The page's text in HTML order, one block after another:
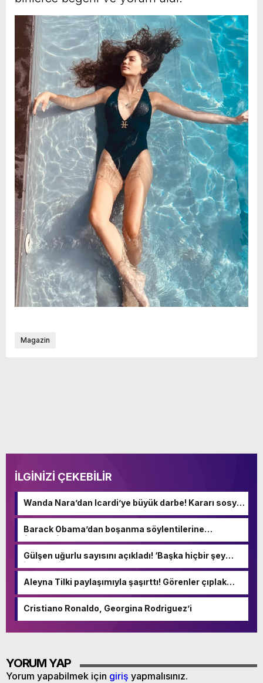
Magazin
İLGİNİZİ ÇEKEBİLİR
Wanda Nara’dan Icardi’ye büyük darbe! Kararı sosyal
medyadan duyurdu
Barack Obama’dan boşanma söylentilerine
fotoğraflı yanıt
Gülşen uğurlu sayısını açıkladı! ‘Başka hiçbir şey
istemedim hayatta’
Aleyna Tilki paylaşımıyla şaşırttı! Görenler çıplak
sandı – Magazin Haberleri
Cristiano Ronaldo, Georgina Rodriguez’i
YORUM YAP
Yorum yapabilmek için giriş yapmalısınız.